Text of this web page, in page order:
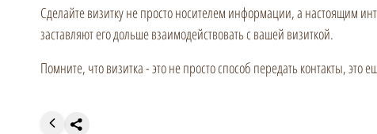
Сделайте визитку не просто носителем информации, а настоящим
заставляют его дольше взаимодействовать с вашей визиткой.
Помните, что визитка - это не просто способ передать контакты,